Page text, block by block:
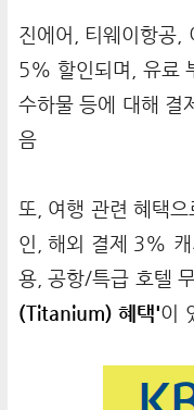
진에어, 티웨이항공,
5% 할인되며, 유료
수하물 등에 대해 결
음
또, 여행 관련 혜택
인, 해외 결제 3% 캐
용, 공항/특급 호텔
(Titanium) 혜택'이